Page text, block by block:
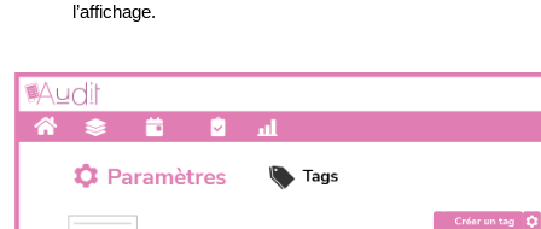
l’affichage.